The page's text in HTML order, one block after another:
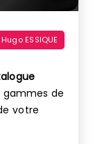
Hugo ESSIQUE
de
votre